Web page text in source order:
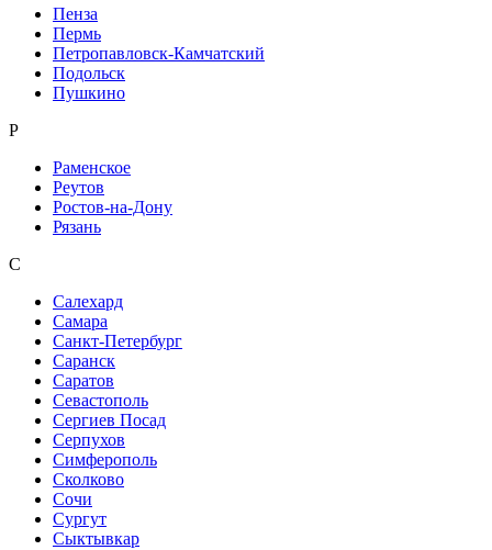
Пенза
Пермь
Петропавловск-Камчатский
Подольск
Пушкино
Р
Раменское
Реутов
Ростов-на-Дону
Рязань
С
Салехард
Самара
Санкт-Петербург
Саранск
Саратов
Севастополь
Сергиев Посад
Серпухов
Симферополь
Сколково
Сочи
Сургут
Сыктывкар